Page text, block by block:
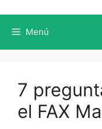
Menú
7
el FAX